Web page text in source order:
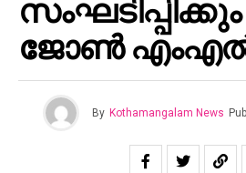
ജോൺ
By Kothamangalam News